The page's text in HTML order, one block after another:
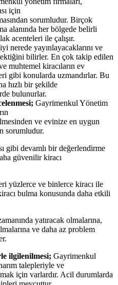
için
sorumludur. Birçok
alanında her bölgede belirli
acenteleri ile çalışır.
nerede yayınlayacaklarını ve
bilirler. En çok takip edilen
muhtemel kiracıların ev
gibi konularda uzmandırlar. Bu
hızlı bir şekilde
bulunurlar.
Gayrimenkul Yönetim
ve evinize en uygun
sorumludur.
gibi devamlı bir değerlendirme
güvenilir kiracı
yüzlerce ve binlerce kiracı ile
bulma konusunda daha etkili
yatıracak olmalarına,
ve daha az problem
ilgilenilmesi; Gayrimenkul
talepleriyle ve
için varlardır. Acil durumlarda